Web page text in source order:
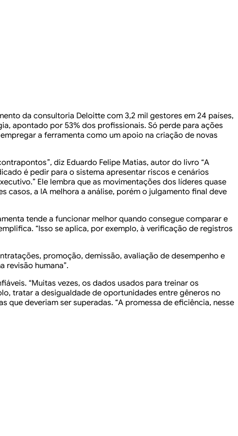
da consultoria Deloitte com 3,2 mil gestores em 24 países,
apontado por 53% dos profissionais. Só perde para ações
a ferramenta como um apoio na criação de novas
diz Eduardo Felipe Matias, autor do livro “A
é pedir para o sistema apresentar riscos e cenários
Ele lembra que as movimentações dos líderes quase
casos, a IA melhora a análise, porém o julgamento final deve
tende a funcionar melhor quando consegue comparar e
“Isso se aplica, por exemplo, à verificação de registros
promoção, demissão, avaliação de desempenho e
revisão humana”.
“Muitas vezes, os dados usados para treinar os
tratar a desigualdade de oportunidades entre gêneros no
deveriam ser superadas. “A promessa de eficiência, nesse